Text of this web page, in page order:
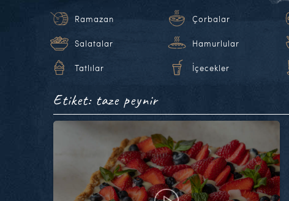
Ramazan Çorbalar
Salatalar Hamurlular
Tatlılar İçecekler
Etiket: taze peynir